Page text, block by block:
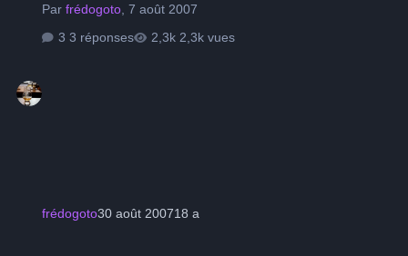
Parfrédogoto ,7 août 2007
3 réponses
2,3k vues
frédogoto30 août 200718 a